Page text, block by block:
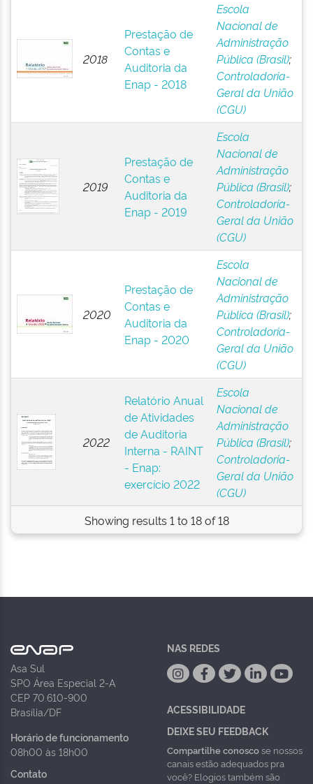
2018
Prestação de
Contas e
Auditoria da
Enap - 2018
Escola
Nacional de
Administração
Pública (Brasil);
Controladoria-
Geral da União
(CGU)
2019
Prestação de
Contas e
Auditoria da
Enap - 2019
Escola
Nacional de
Administração
Pública (Brasil);
Controladoria-
Geral da União
(CGU)
2020
Prestação de
Contas e
Auditoria da
Enap - 2020
Escola
Nacional de
Administração
Pública (Brasil);
Controladoria-
Geral da União
(CGU)
2022
Relatório Anual
de Atividades
de Auditoria
Interna - RAINT
- Enap:
exercício 2022
Escola
Nacional de
Administração
Pública (Brasil);
Controladoria-
Geral da União
(CGU)
Showing results 1 to 18 of 18
Asa Sul
SPO Área Especial 2-A
CEP 70.610-900
Brasília/DF
Horário de funcionamento
08h00 às 18h00
Contato
NAS REDES
ACESSIBILIDADE
DEIXE SEU FEEDBACK
Compartilhe conoscose nossos
canais estão adequados pra
você? Elogios também são